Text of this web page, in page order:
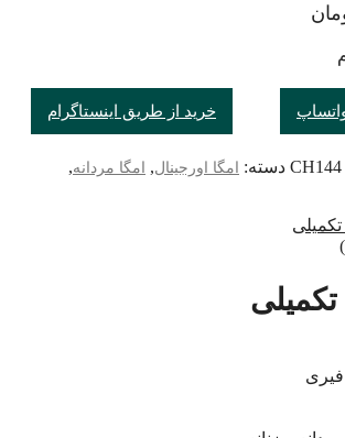
خرید از طریق اینستاگرام
CH144 دسته: امگا اورجینال, امگا مردانه,
فیری